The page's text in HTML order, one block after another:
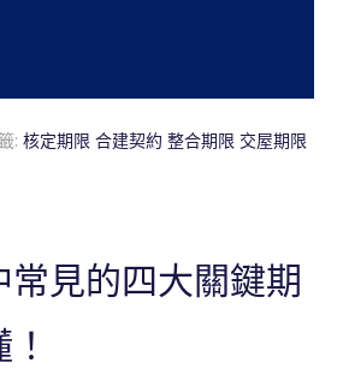
: 核定期限 合建契約 整合期限 交屋期限
見的四大關鍵期